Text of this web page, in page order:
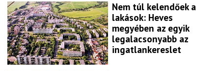
Nem túl kelendőek a
lakások: Heves
megyében az egyik
legalacsonyabb az
ingatlankereslet